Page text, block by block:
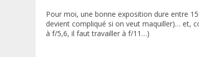
Pour moi, une bonne exposition dure entre
devient compliqué si on veut maquiller)… et,
à f/5,6, il faut travailler à f/11…)